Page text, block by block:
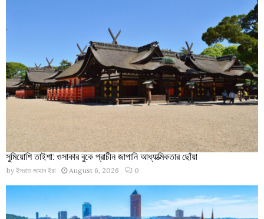
সুমিয়োশি তাইশা: ওসাকার বুকে প্রাচীন জাপানি আধ্যাত্মিকতার ছোঁয়া
by ইসরাত জাহান ইরা August 6, 2026 0